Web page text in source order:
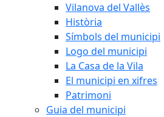
Vilanova del Vallès
Història
Símbols del municipi
Logo del municipi
La Casa de la Vila
El municipi en xifres
Patrimoni
Guia del municipi